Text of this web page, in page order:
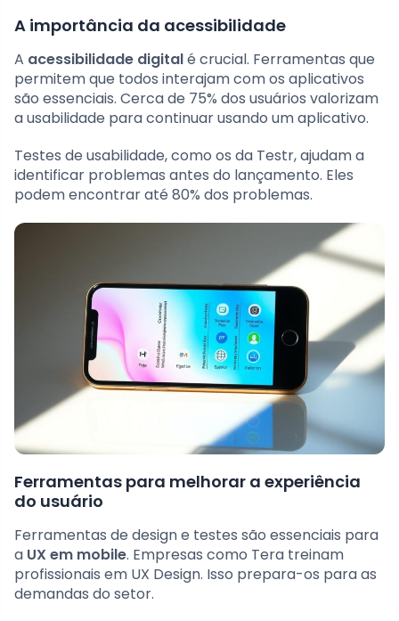
A importância da acessibilidade
A acessibilidade digitalé crucial. Ferramentas que
permitem que todos interajam com os aplicativos
são essenciais. Cerca de 75% dos usuários valorizam
a usabilidade para continuar usando um aplicativo.
Testes de usabilidade, como os da Testr, ajudam a
identificar problemas antes do lançamento. Eles
podem encontrar até 80% dos problemas.
Ferramentas para melhorar a experiência
do usuário
Ferramentas de design e testes são essenciais para
a UX em mobile. Empresas como Tera treinam
profissionais em UX Design. Isso prepara-os para as
demandas do setor.